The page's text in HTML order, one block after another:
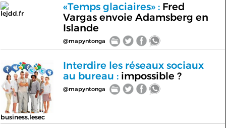
lejdd.fr
«Temps glaciaires» :Fred
Vargas envoie Adamsberg en
Islande
@mapyntonga
business.lesec
Interdire les réseaux sociaux
au bureau :impossible ?
@mapyntonga